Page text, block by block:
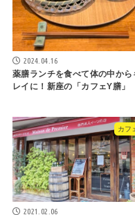
2024.04.16
薬膳ランチを食べて体の中から
レイに！新座の「カフェY膳」
カフ
2021.02.06